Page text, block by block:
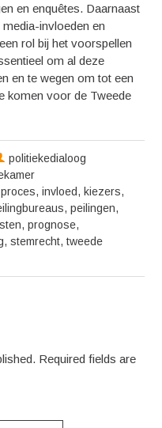
en enquêtes. Daarnaast
invloeden en
rol bij het voorspellen
om al deze
en te wegen om tot een
komen voor de Tweede
,invloed, kiezers,
,peilingen,
,prognose,
,stemrecht,tweede
politiekedialoog
Required fields are